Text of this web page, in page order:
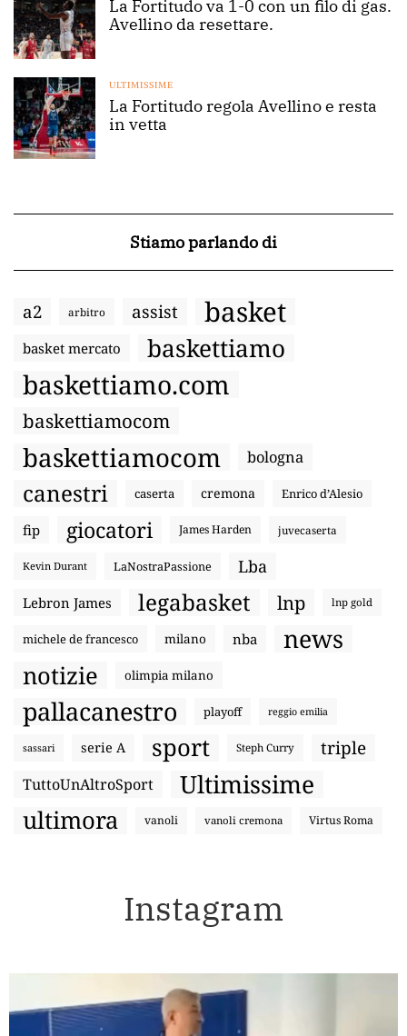
La Fortitudo va 1-0 con un filo di gas.
Avellino da resettare.
ULTIMISSIME
La Fortitudo regola Avellino e resta
in vetta
Stiamo parlando di
a2 arbitro assist basket
basket mercato baskettiamo
baskettiamo.com
baskettiamocom
baskettiamocom bologna
canestri caserta cremona Enrico d’Alesio
fip giocatori James Harden juvecaserta
Kevin Durant LaNostraPassione Lba
Lebron James legabasket lnp lnp gold
michele de francesco milano nba news
notizie olimpia milano
pallacanestro playoff reggio emilia
sassari serie A sport Steph Curry triple
TuttoUnAltroSport Ultimissime
ultimora vanoli vanoli cremona Virtus Roma
Instagram